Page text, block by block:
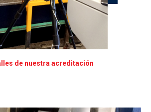
de nuestra acreditación